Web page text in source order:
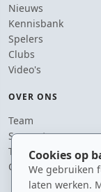
Cookies op
We gebruiken
laten werken.
Nieuws
Kennisbank
Spelers
Clubs
Video's
OVER ONS
Team
Supporters
Tip de redactie
Contact